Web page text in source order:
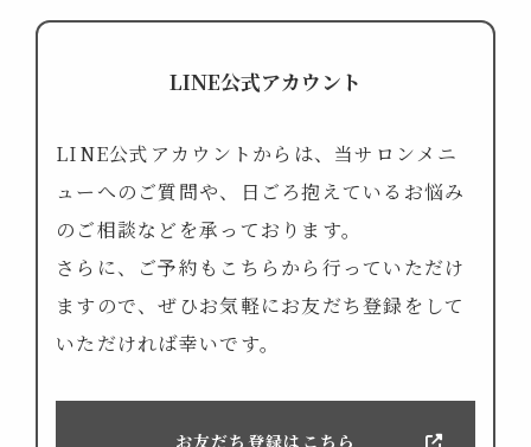
LINE公式アカウント
LINE公式アカウントからは、当サロンメニ
ューへのご質問や、
日ごろ抱えているお悩み
のご相談などを承っております。
さらに、ご予約もこちらから行っていただけ
ますので、ぜひお気軽にお友だち登録をして
いただければ幸いです。
お友だち登録はこちら